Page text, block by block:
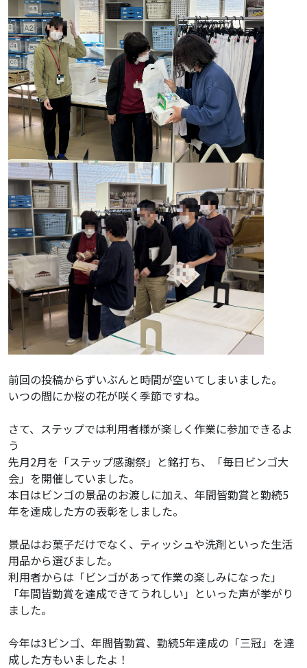
前回の投稿からずいぶんと時間が空いてしまいました。
いつの間にか桜の花が咲く季節ですね。
さて、ステップでは利用者様が楽しく作業に参加できるよ
う
先月2月を「ステップ感謝祭」と銘打ち、「毎日ビンゴ大
会」を開催していました。
本日はビンゴの景品のお渡しに加え、年間皆勤賞と勤続5
年を達成した方の表彰をしました。
景品はお菓子だけでなく、ティッシュや洗剤といった生活
用品から選びました。
利用者からは「ビンゴがあって作業の楽しみになった」
「年間皆勤賞を達成できてうれしい」といった声が挙がり
ました。
今年は3ビンゴ、年間皆勤賞、勤続5年達成の「三冠」を達
成した方もいましたよ！